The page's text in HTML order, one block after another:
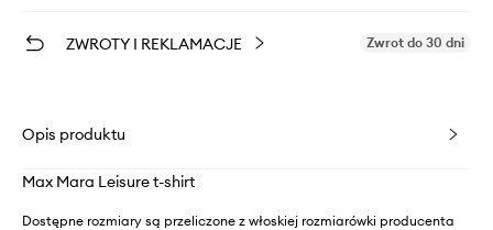
ZWROTY I REKLAMACJE Zwrot do 30 dni
Opis produktu
Max Mara Leisure t-shirt
Dostępne rozmiary są przeliczone z włoskiej rozmiarówki producenta